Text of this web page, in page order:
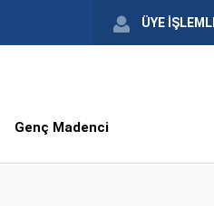
ÜYE
Genç Madenci